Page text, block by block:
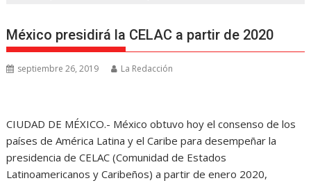
México presidirá la CELAC a partir de 2020
septiembre 26, 2019 La Redacción
CIUDAD DE MÉXICO.- México obtuvo hoy el consenso de los
países de América Latina y el Caribe para desempeñar la
presidencia de CELAC (Comunidad de Estados
Latinoamericanos y Caribeños) a partir de enero 2020,